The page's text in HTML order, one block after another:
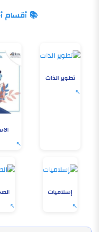
📚 أقسام
تطوير الذات
إسلاميات